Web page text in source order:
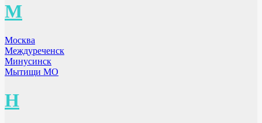
М
Москва
Междуреченск
Минусинск
Мытищи МО
Н